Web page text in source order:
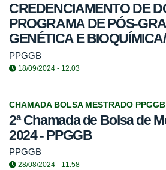
CREDENCIAMENTO DE
PROGRAMA DE PÓS-
GENÉTICA E
PPGGB
18/09/2024 - 12:03
CHAMADA BOLSA MESTRADO PPGGB
2ª Chamada de Bolsa de
2024 - PPGGB
PPGGB
28/08/2024 - 11:58